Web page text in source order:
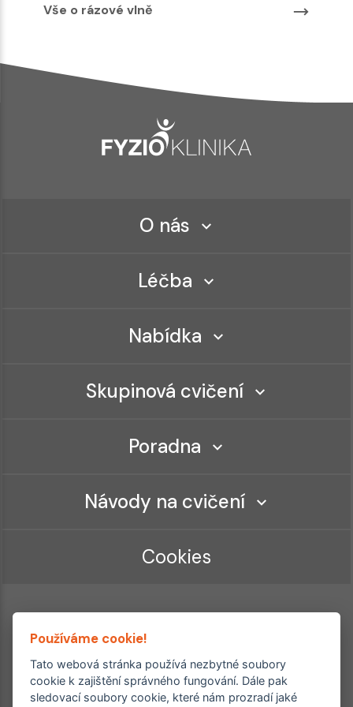
Vše o rázové vlně
O nás
Léčba
Nabídka
Skupinová cvičení
Poradna
Návody na cvičení
Cookies
Ordinace roku
Používáme cookie!
Tato webová stránka používá nezbytné soubory
cookie k zajištění správného fungování. Dále pak
sledovací soubory cookie, které nám prozradí jaké